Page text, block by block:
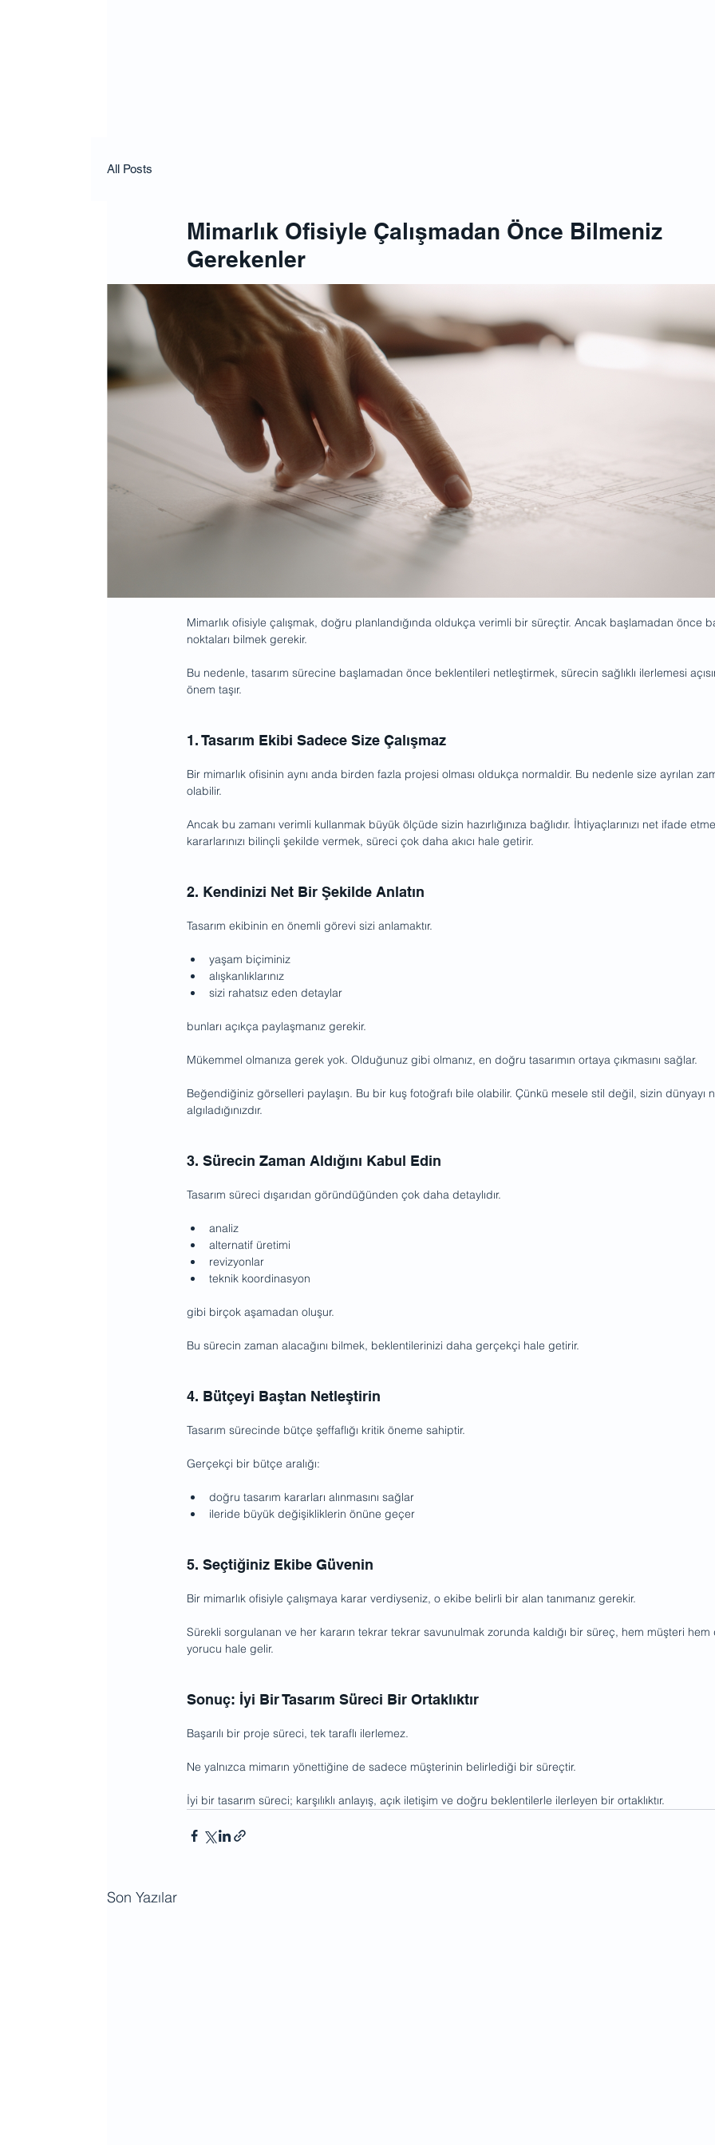
All Posts
Mimarlık Ofisiyle Çalışmadan Önce Bilmeniz
Gerekenler
Mimarlık ofisiyle çalışmak, doğru planlandığında oldukça verimli bir süreçtir. Ancak başlamadan önce
noktaları bilmek gerekir.
Bu nedenle, tasarım sürecine başlamadan önce beklentileri netleştirmek, sürecin sağlıklı ilerlemesi
önem taşır.
1. Tasarım Ekibi Sadece Size Çalışmaz
Bir mimarlık ofisinin aynı anda birden fazla projesi olması oldukça normaldir. Bu nedenle size ayrılan
olabilir.
Ancak bu zamanı verimli kullanmak büyük ölçüde sizin hazırlığınıza bağlıdır. İhtiyaçlarınızı net ifade
kararlarınızı bilinçli şekilde vermek, süreci çok daha akıcı hale getirir.
2. Kendinizi Net Bir Şekilde Anlatın
Tasarım ekibinin en önemli görevi sizi anlamaktır.
yaşam biçiminiz
alışkanlıklarınız
sizi rahatsız eden detaylar
bunları açıkça paylaşmanız gerekir.
Mükemmel olmanıza gerek yok. Olduğunuz gibi olmanız, en doğru tasarımın ortaya çıkmasını sağlar.
Beğendiğiniz görselleri paylaşın. Bu bir kuş fotoğrafı bile olabilir. Çünkü mesele stil değil, sizin dünyayı
algıladığınızdır.
3. Sürecin Zaman Aldığını Kabul Edin
Tasarım süreci dışarıdan göründüğünden çok daha detaylıdır.
analiz
alternatif üretimi
revizyonlar
teknik koordinasyon
gibi birçok aşamadan oluşur.
Bu sürecin zaman alacağını bilmek, beklentilerinizi daha gerçekçi hale getirir.
4. Bütçeyi Baştan Netleştirin
Tasarım sürecinde bütçe şeffaflığı kritik öneme sahiptir.
Gerçekçi bir bütçe aralığı:
doğru tasarım kararları alınmasını sağlar
ileride büyük değişikliklerin önüne geçer
5. Seçtiğiniz Ekibe Güvenin
Bir mimarlık ofisiyle çalışmaya karar verdiyseniz, o ekibe belirli bir alan tanımanız gerekir.
Sürekli sorgulanan ve her kararın tekrar tekrar savunulmak zorunda kaldığı bir süreç, hem müşteri
yorucu hale gelir.
Sonuç: İyi Bir Tasarım Süreci Bir Ortaklıktır
Başarılı bir proje süreci, tek taraflı ilerlemez.
Ne yalnızca mimarın yönettiğine de sadece müşterinin belirlediği bir süreçtir.
İyi bir tasarım süreci; karşılıklı anlayış, açık iletişim ve doğru beklentilerle ilerleyen bir ortaklıktır.
Son Yazılar